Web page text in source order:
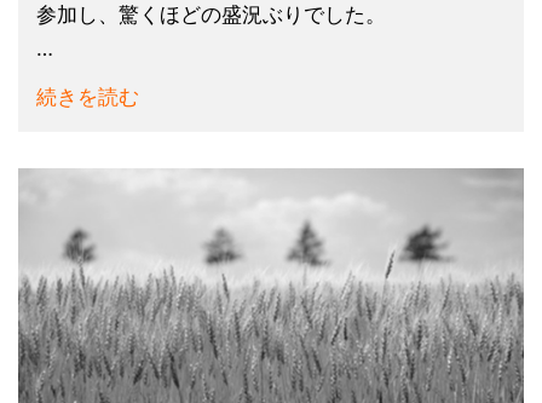
参加し、驚くほどの盛況ぶりでした。
…
続きを読む